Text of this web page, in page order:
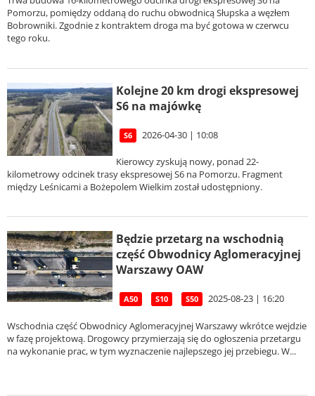
Pomorzu, pomiędzy oddaną do ruchu obwodnicą Słupska a węzłem
Bobrowniki. Zgodnie z kontraktem droga ma być gotowa w czerwcu
tego roku.
Kolejne 20 km drogi ekspresowej
S6 na majówkę
S6 2026-04-30 | 10:08
Kierowcy zyskują nowy, ponad 22-
kilometrowy odcinek trasy ekspresowej S6 na Pomorzu. Fragment
między Leśnicami a Bożepolem Wielkim został udostępniony.
Będzie przetarg na wschodnią
część Obwodnicy Aglomeracyjnej
Warszawy OAW
A50 S10 S50 2025-08-23 | 16:20
Wschodnia część Obwodnicy Aglomeracyjnej Warszawy wkrótce wejdzie
w fazę projektową. Drogowcy przymierzają się do ogłoszenia przetargu
na wykonanie prac, w tym wyznaczenie najlepszego jej przebiegu. W...